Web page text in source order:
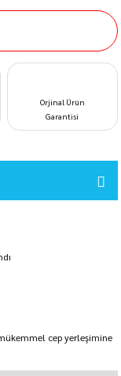
Orjinal Ürün
Garantisi
cep yerleşimine